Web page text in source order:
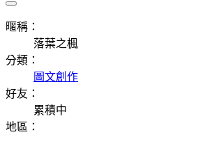
暱稱：
落葉之楓
分類：
圖文創作
好友：
累積中
地區：